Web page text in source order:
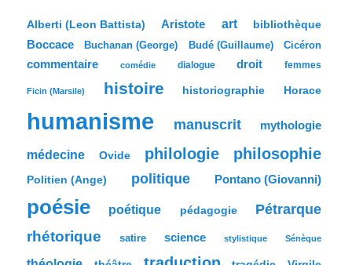
e
c
e
Alberti (Leon Battista) Aristote art bibliothèque
Boccace Buchanan (George) Budé (Guillaume) Cicéron
commentaire comédie dialogue droit femmes
Ficin (Marsile) histoire historiographie Horace
humanisme manuscrit mythologie
médecine Ovide philologie philosophie
Politien (Ange) politique Pontano (Giovanni)
poésie poétique pédagogie Pétrarque
rhétorique satire science stylistique Sénèque